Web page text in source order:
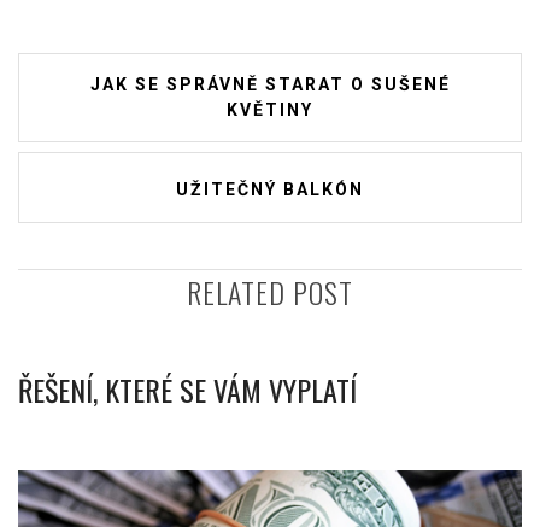
Navigace
příspěvek
JAK SE SPRÁVNĚ STARAT O SUŠENÉ
KVĚTINY
UŽITEČNÝ BALKÓN
RELATED POST
ŘEŠENÍ, KTERÉ SE VÁM VYPLATÍ